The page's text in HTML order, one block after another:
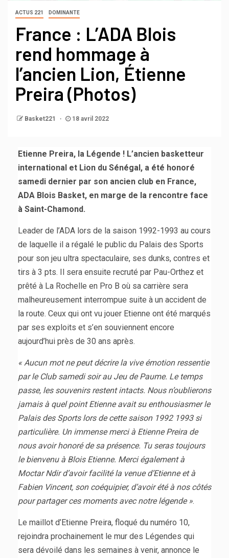
ACTUS 221 DOMINANTE
France : L’ADA Blois
rend hommage à
l’ancien Lion, Étienne
Preira (Photos)
Basket221 18 avril 2022
Etienne Preira, la Légende ! L’ancien basketteur
international et Lion du Sénégal, a été honoré
samedi dernier par son ancien club en France,
ADA Blois Basket, en marge de la rencontre face
à Saint-Chamond.
Leader de l’ADA lors de la saison 1992-1993 au cours
de laquelle il a régalé le public du Palais des Sports
pour son jeu ultra spectaculaire, ses dunks, contres et
tirs à 3 pts. Il sera ensuite recruté par Pau-Orthez et
prêté à La Rochelle en Pro B où sa carrière sera
malheureusement interrompue suite à un accident de
la route. Ceux qui ont vu jouer Etienne ont été marqués
par ses exploits et s’en souviennent encore
aujourd’hui près de 30 ans après.
« Aucun mot ne peut décrire la vive émotion ressentie
par le Club samedi soir au Jeu de Paume. Le temps
passe, les souvenirs restent intacts. Nous n’oublierons
jamais à quel point Etienne avait su enthousiasmer le
Palais des Sports lors de cette saison 1992 1993 si
particulière. Un immense merci à Etienne Preira de
nous avoir honoré de sa présence. Tu seras toujours
le bienvenu à Blois Etienne. Merci également à
Moctar Ndir d’avoir facilité la venue d’Etienne et à
Fabien Vincent, son coéquipier, d’avoir été à nos côtés
pour partager ces moments avec notre légende ».
Le maillot d’Etienne Preira, floqué du numéro 10,
rejoindra prochainement le mur des Légendes qui
sera dévoilé dans les semaines à venir, annonce le